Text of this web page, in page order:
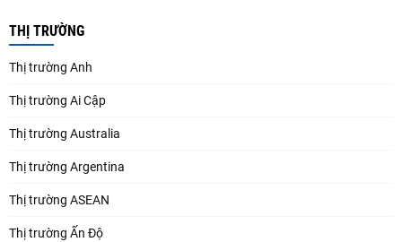
THỊ TRƯỜNG
Thị trường Anh
Thị trường Ai Cập
Thị trường Australia
Thị trường Argentina
Thị trường ASEAN
Thị trường Ấn Độ